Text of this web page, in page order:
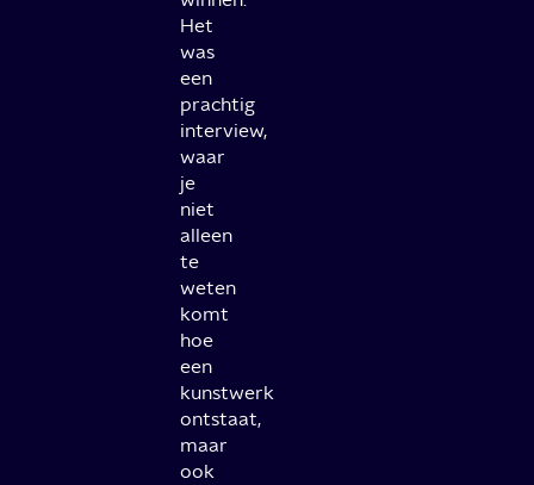
Het
was
een
prachtig
interview,
waar
je
niet
alleen
te
weten
komt
hoe
een
kunstwerk
ontstaat,
maar
ook